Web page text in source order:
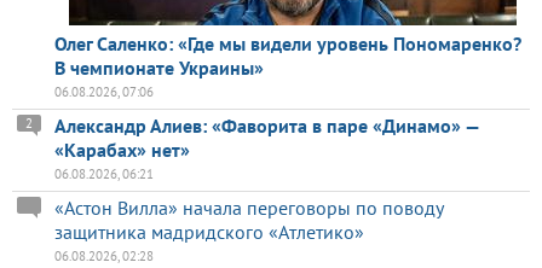
Олег Саленко: «Где мы видели уровень Пономаренко?
В чемпионате Украины»
06.08.2026, 07:06
Александр Алиев: «Фаворита в паре «Динамо» —
«Карабах» нет»
2
06.08.2026, 06:21
«Астон Вилла» начала переговоры по поводу
защитника мадридского «Атлетико»
06.08.2026, 02:28